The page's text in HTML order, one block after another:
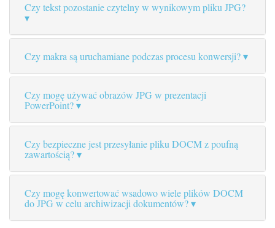
Czy tekst pozostanie czytelny w wynikowym pliku JPG?
Czy makra są uruchamiane podczas procesu konwersji?
Czy mogę używać obrazów JPG w prezentacji
PowerPoint?
Czy bezpieczne jest przesyłanie pliku DOCM z poufną
zawartością?
Czy mogę konwertować wsadowo wiele plików DOCM
do JPG w celu archiwizacji dokumentów?